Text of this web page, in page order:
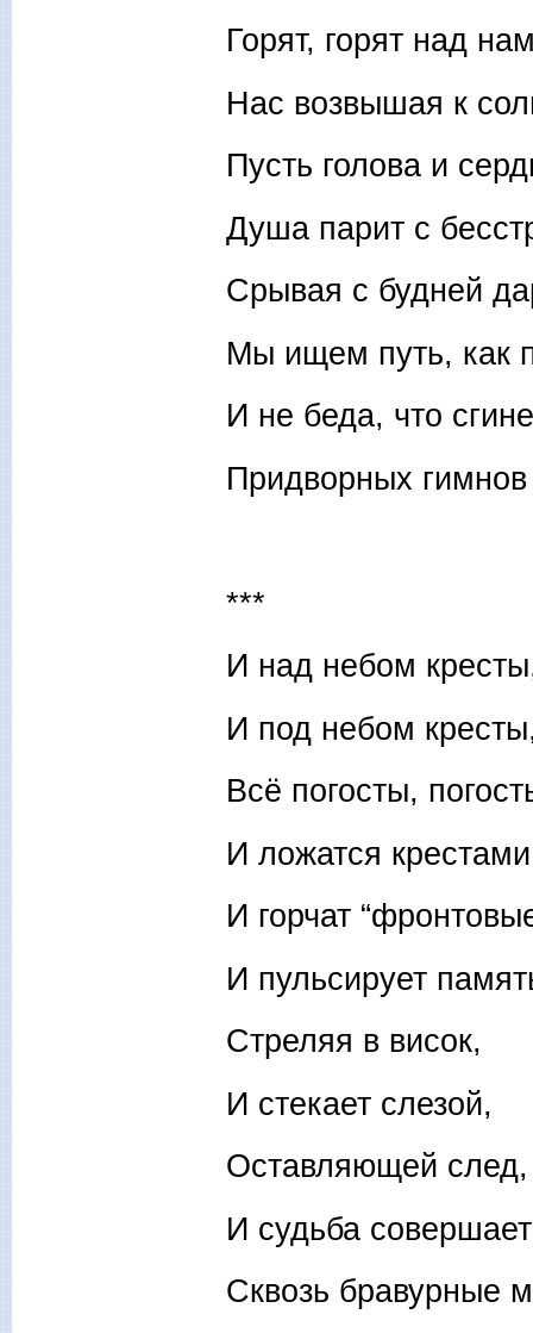
Горят, горят над
Нас возвышая к
Пусть голова и
Душа парит с
Срывая с будней
Мы ищем путь, как
И не беда, что
Придворных
***
И над небом
И под небом
Всё погосты,
И ложатся
И горчат
И пульсирует
Стреляя в висок,
И стекает слезой,
Оставляющей след,
И судьба
Сквозь бравурные